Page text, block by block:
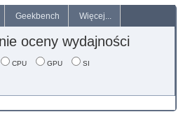
Geekbench Więcej...
oceny wydajności
CPU GPU SI